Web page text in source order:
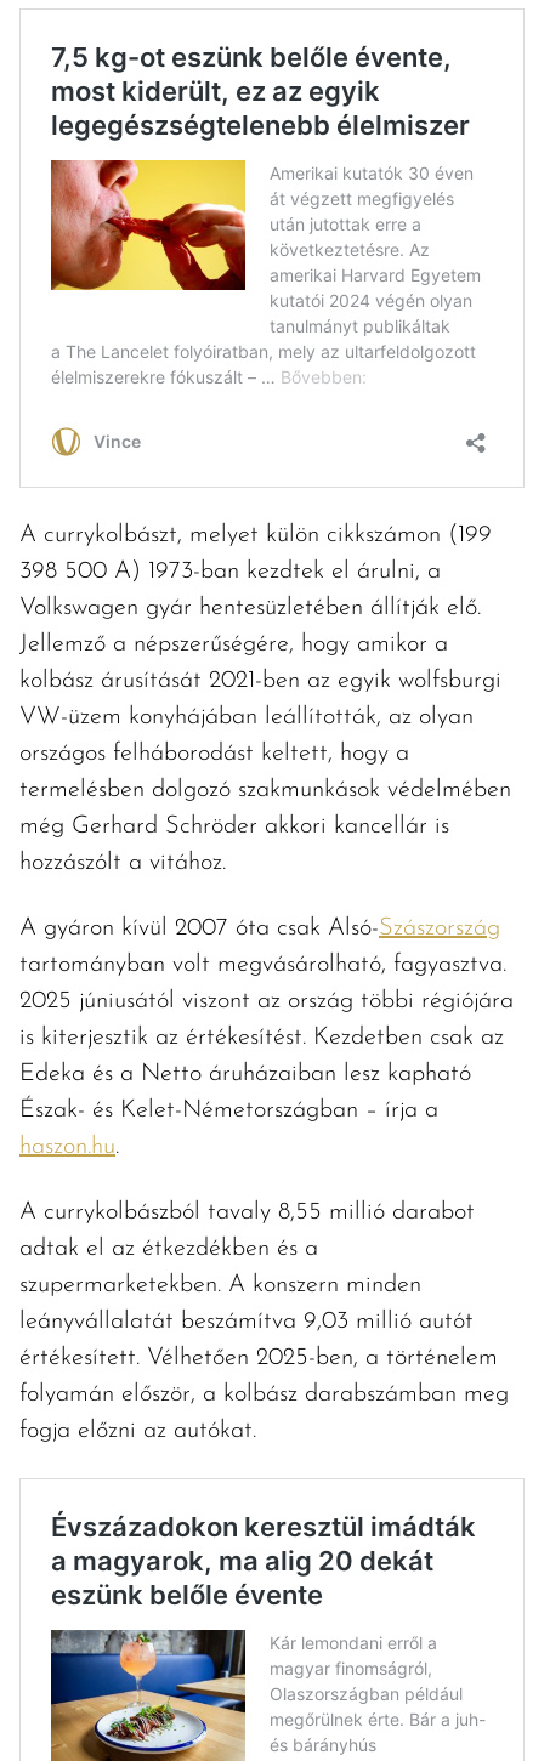
A currykolbászt, melyet külön cikkszámon (199
398 500 A) 1973-ban kezdtek el árulni, a
Volkswagen gyár hentesüzletében állítják elő.
Jellemző a népszerűségére, hogy amikor a
kolbász árusítását 2021-ben az egyik wolfsburgi
VW-üzem konyhájában leállították, az olyan
országos felháborodást keltett, hogy a
termelésben dolgozó szakmunkások védelmében
még Gerhard Schröder akkori kancellár is
hozzászólt a vitához.
A gyáron kívül 2007 óta csak Alsó-Szászország
tartományban volt megvásárolható, fagyasztva.
2025 júniusától viszont az ország többi régiójára
is kiterjesztik az értékesítést. Kezdetben csak az
Edeka és a Netto áruházaiban lesz kapható
Észak- és Kelet-Németországban – írja a
haszon.hu.
A currykolbászból tavaly 8,55 millió darabot
adtak el az étkezdékben és a
szupermarketekben. A konszern minden
leányvállalatát beszámítva 9,03 millió autót
értékesített. Vélhetően 2025-ben, a történelem
folyamán először, a kolbász darabszámban meg
fogja előzni az autókat.